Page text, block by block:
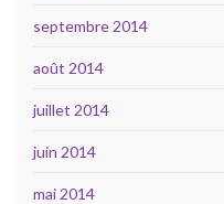
septembre 2014
août 2014
juillet 2014
juin 2014
mai 2014